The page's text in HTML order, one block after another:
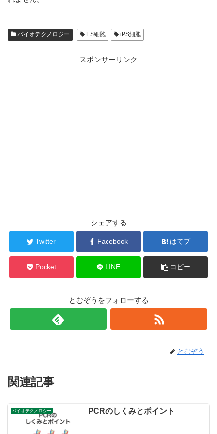
バイオテクノロジー ES細胞 iPS細胞
スポンサーリンク
シェアする
Twitter Facebook はてブ
Pocket LINE コピー
とむぞうをフォローする
とむぞう
関連記事
バイオテクノロジー PCRのしくみとポイント